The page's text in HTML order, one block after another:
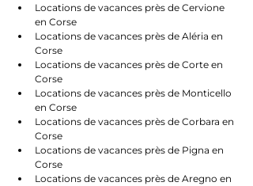
Locations de vacances près de Cervione
en Corse
Locations de vacances près de Aléria en
Corse
Locations de vacances près de Corte en
Corse
Locations de vacances près de Monticello
en Corse
Locations de vacances près de Corbara en
Corse
Locations de vacances près de Pigna en
Corse
Locations de vacances près de Aregno en